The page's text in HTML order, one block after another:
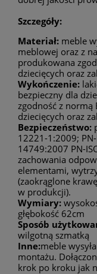
Szczegóły:
Materiał: meble
meblowej oraz z
produkowana
dziecięcych oraz
Wykończenie:
bezpieczny dla
zgodność z normą
dziecięcych oraz
Bezpieczeństwo:
12221-1:2009;
14749:2007 PN-
zachowania
elementami,
(zaokrąglone
w produkcji).
Wymiary:
głębokość 62cm
Sposób
wilgotną szmatką
Inne:meble
montażu.
krok po kroku jak